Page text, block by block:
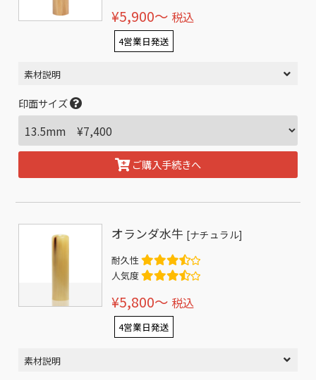
¥5,900〜 税込
4営業日発送
素材説明
印面サイズ
ご購入手続きへ
オランダ水牛 [ナチュラル]
耐久性
人気度
¥5,800〜 税込
4営業日発送
素材説明